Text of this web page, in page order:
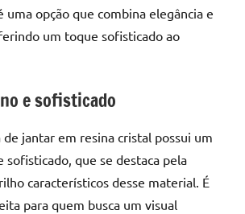
uma opção que combina elegância e
um toque sofisticado ao
e sofisticado
de jantar em resina cristal possui um
sofisticado, que se destaca pela
característicos desse material. É
para quem busca um visual